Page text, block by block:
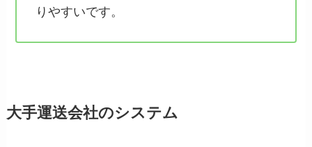
りやすいです。
大手運送会社のシステム